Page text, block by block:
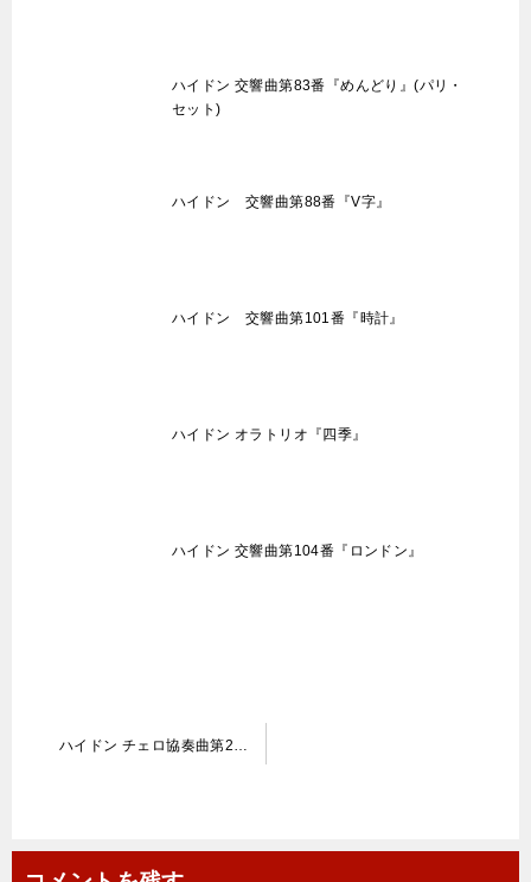
ハイドン 交響曲第83番『めんどり』(パリ・
セット)
ハイドン 交響曲第88番『V字』
ハイドン 交響曲第101番『時計』
ハイドン オラトリオ『四季』
ハイドン 交響曲第104番『ロンドン』
ビ